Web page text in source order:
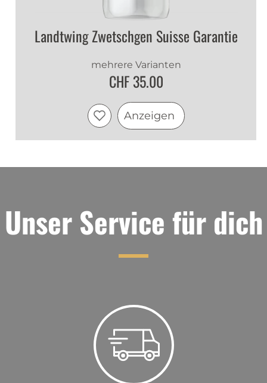
Landtwing Zwetschgen Suisse Garantie
mehrere Varianten
CHF 35.00
Anzeigen
Unser Service für dich